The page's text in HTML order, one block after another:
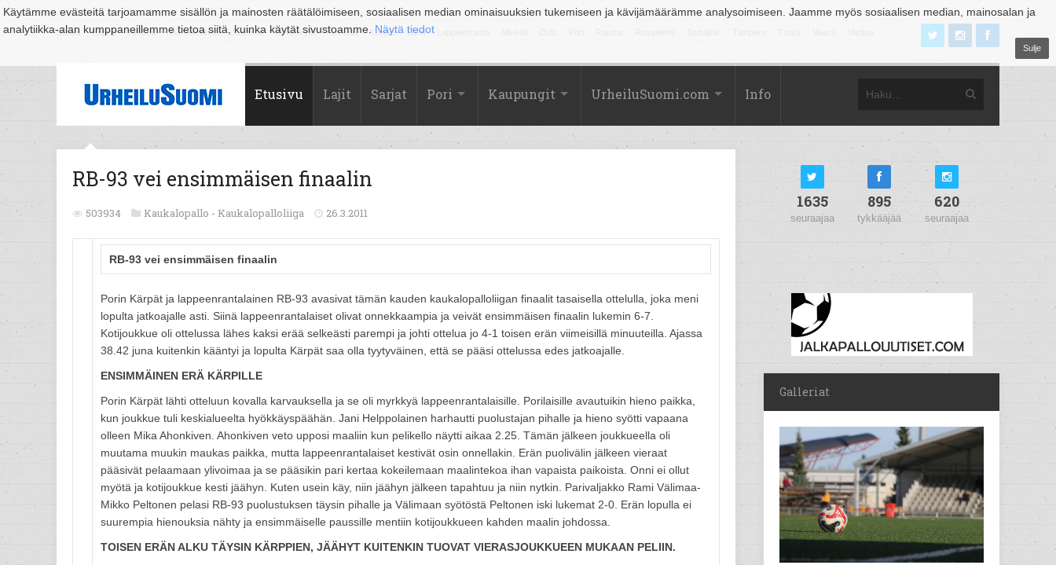
Käytämme evästeitä tarjoamamme sisällön ja mainosten räätälöimiseen, sosiaalisen median ominaisuuksien tukemiseen ja kävijämäärämme analysoimiseen. Jaamme myös sosiaalisen median, mainosalan ja
analytiikka-alan kumppaneillemme tietoa siitä, kuinka käytät sivustoamme. Näytä tiedot
Sulje
Suomi Espoo Helsinki Hämeenlinna Joensuu Jyväskylä Kouvola Kuopio Lahti
Etusivu Lajit Sarjat Pori Kaupungit UrheiluSuomi.com Info
RB-93 vei ensimmäisen finaalin
503934 Kaukalopallo - Kaukalopalloliiga 26.3.2011
RB-93 vei ensimmäisen finaalin
Porin Kärpät ja lappeenrantalainen RB-93 avasivat tämän kauden kaukalopalloliigan finaalit tasaisella ottelulla, joka meni
lopulta jatkoajalle asti. Siinä lappeenrantalaiset olivat onnekkaampia ja veivät ensimmäisen finaalin lukemin 6-7.
Kotijoukkue oli ottelussa lähes kaksi erää selkeästi parempi ja johti ottelua jo 4-1 toisen erän viimeisillä minuuteilla. Ajassa
38.42 juna kuitenkin kääntyi ja lopulta Kärpät saa olla tyytyväinen, että se pääsi ottelussa edes jatkoajalle.
ENSIMMÄINEN ERÄ KÄRPILLE
Porin Kärpät lähti otteluun kovalla karvauksella ja se oli myrkkyä lappeenrantalaisille. Porilaisille avautuikin hieno paikka,
kun joukkue tuli keskialueelta hyökkäyspäähän. Jani Helppolainen harhautti puolustajan pihalle ja hieno syötti vapaana
olleen Mika Ahonkiven. Ahonkiven veto upposi maaliin kun pelikello näytti aikaa 2.25. Tämän jälkeen joukkueella oli
muutama muukin maukas paikka, mutta lappeenrantalaiset kestivät osin onnellakin. Erän puolivälin jälkeen vieraat
pääsivät pelaamaan ylivoimaa ja se pääsikin pari kertaa kokeilemaan maalintekoa ihan vapaista paikoista. Onni ei ollut
myötä ja kotijoukkue kesti jäähyn. Kuten usein käy, niin jäähyn jälkeen tapahtuu ja niin nytkin. Parivaljakko Rami Välimaa-
Mikko Peltonen pelasi RB-93 puolustuksen täysin pihalle ja Välimaan syötöstä Peltonen iski lukemat 2-0. Erän lopulla ei
suurempia hienouksia nähty ja ensimmäiselle paussille mentiin kotijoukkueen kahden maalin johdossa.
TOISEN ERÄN ALKU TÄYSIN KÄRPPIEN, JÄÄHYT KUITENKIN TUOVAT VIERASJOUKKUEEN MUKAAN PELIIN.
1635
seuraajaa
895
tykkääjää
620
seuraajaa
Galleriat